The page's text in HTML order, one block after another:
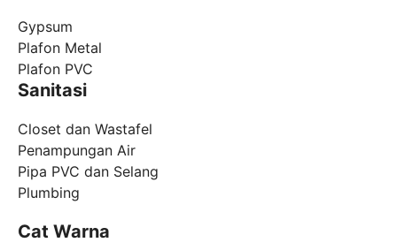
Gypsum
Plafon Metal
Plafon PVC
Sanitasi
Closet dan Wastafel
Penampungan Air
Pipa PVC dan Selang
Plumbing
Cat Warna